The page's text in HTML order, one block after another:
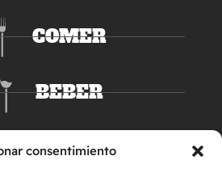
consentimiento
COMER
BEBER
DORMIR